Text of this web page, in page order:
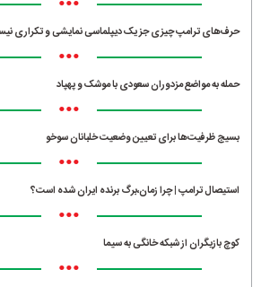
حرف‌های ترامپ چیزی جز یک دیپلماسی نمایشی و تکراری
•••
حمله به مواضع مزدوران سعودی با موشک و پهپاد
•••
بسیج ظرفیت‌ها برای تعیین وضعیت خلبانان سوخو
•••
استیصال ترامپ | چرا زمان،برگ برنده ایران شده است؟
•••
کوچ بازیگران از شبکه خانگی به سیما
•••